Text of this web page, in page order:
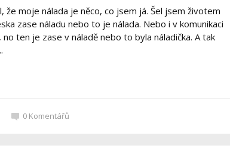
že moje nálada je něco, co jsem já. Šel jsem životem
zase náladu nebo to je nálada. Nebo i v komunikaci
ten je zase v náladě nebo to byla náladička. A tak
0 Komentářů